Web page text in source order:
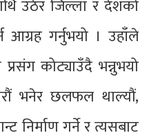
उठेर जिल्ला र देशको
आग्रह गर्नुभयो । उहाँले
प्रसंग कोट्याउँदै भन्नुभयो
भनेर छलफल थाल्यौं,
निर्माण गर्ने र त्यसबाट